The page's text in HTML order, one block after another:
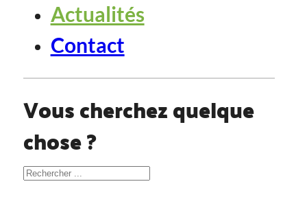
Actualités
Contact
Vous cherchez quelque
chose ?
Rechercher